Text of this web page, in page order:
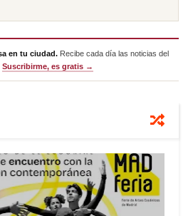
en tu ciudad. Recibe cada día las noticias del
Suscribirme, es gratis →